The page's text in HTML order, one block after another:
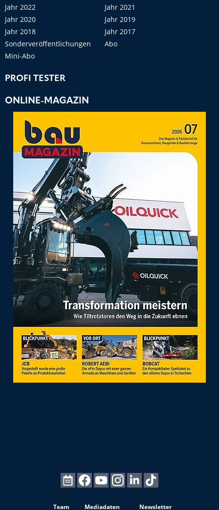
Jahr 2022
Jahr 2021
Jahr 2020
Jahr 2019
Jahr 2018
Jahr 2017
Sonderveröffentlichungen
Abo
Mini-Abo
PROFI TESTER
ONLINE-MAGAZIN
Team Mediadaten Newsletter